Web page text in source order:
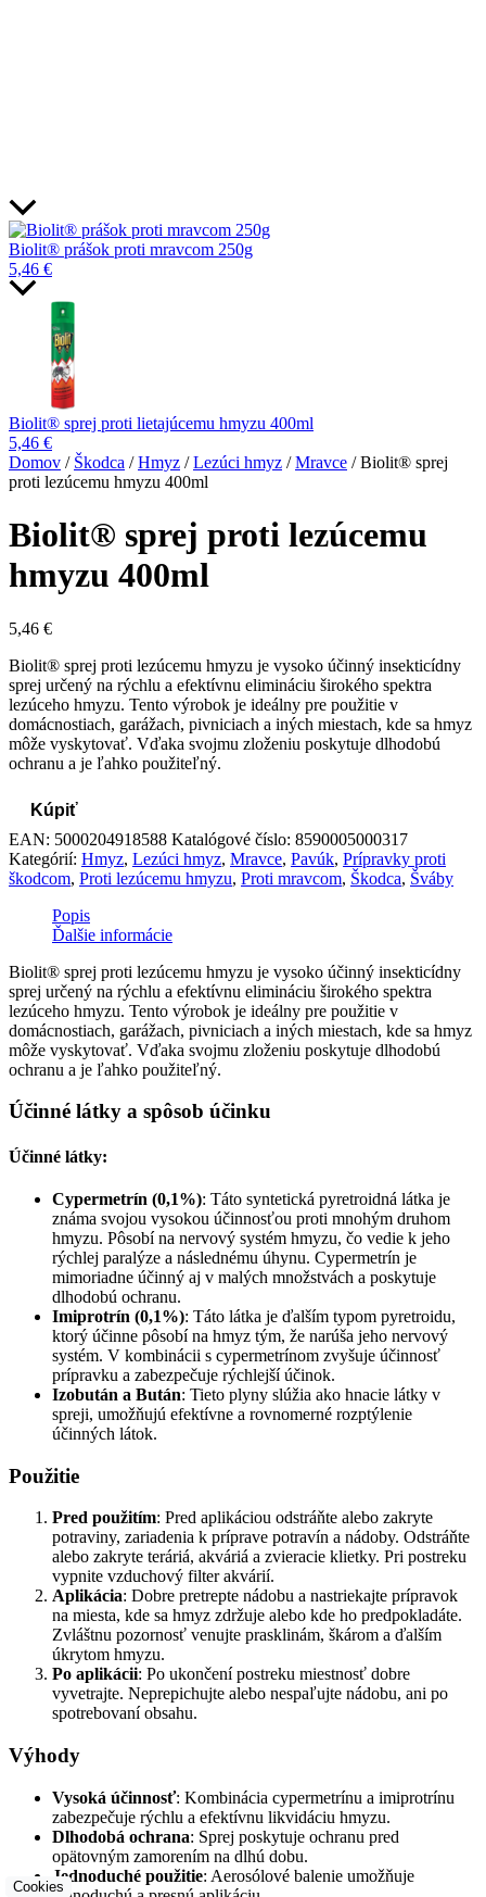
Biolit® prášok proti mravcom 250g
5,46 €
Biolit® sprej proti lietajúcemu hmyzu 400ml
5,46 €
Domov / Škodca /Hmyz /Lezúci hmyz /Mravce / Biolit® sprej
proti lezúcemu hmyzu 400ml
Biolit® sprej proti lezúcemu
hmyzu 400ml
5,46 €
Biolit® sprej proti lezúcemu hmyzu je vysoko účinný insekticídny
sprej určený na rýchlu a efektívnu elimináciu širokého spektra
lezúceho hmyzu. Tento výrobok je ideálny pre použitie v
domácnostiach, garážach, pivniciach a iných miestach, kde sa hmyz
môže vyskytovať. Vďaka svojmu zloženiu poskytuje dlhodobú
ochranu a je ľahko použiteľný.
Kúpiť
EAN: 5000204918588 Katalógové číslo: 8590005000317
Kategórií: Hmyz, Lezúci hmyz, Mravce, Pavúk, Prípravky proti
škodcom, Proti lezúcemu hmyzu, Proti mravcom, Škodca, Šváby
Popis
Ďalšie informácie
Biolit® sprej proti lezúcemu hmyzu je vysoko účinný insekticídny
sprej určený na rýchlu a efektívnu elimináciu širokého spektra
lezúceho hmyzu. Tento výrobok je ideálny pre použitie v
domácnostiach, garážach, pivniciach a iných miestach, kde sa hmyz
môže vyskytovať. Vďaka svojmu zloženiu poskytuje dlhodobú
ochranu a je ľahko použiteľný.
Účinné látky a spôsob účinku
Účinné látky:
Cypermetrín (0,1%): Táto syntetická pyretroidná látka je
známa svojou vysokou účinnosťou proti mnohým druhom
hmyzu. Pôsobí na nervový systém hmyzu, čo vedie k jeho
rýchlej paralýze a následnému úhynu. Cypermetrín je
mimoriadne účinný aj v malých množstvách a poskytuje
dlhodobú ochranu.
Imiprotrín (0,1%): Táto látka je ďalším typom pyretroidu,
ktorý účinne pôsobí na hmyz tým, že narúša jeho nervový
systém. V kombinácii s cypermetrínom zvyšuje účinnosť
prípravku a zabezpečuje rýchlejší účinok.
Izobután a Bután: Tieto plyny slúžia ako hnacie látky v
spreji, umožňujú efektívne a rovnomerné rozptýlenie
účinných látok.
Použitie
Pred použitím: Pred aplikáciou odstráňte alebo zakryte
potraviny, zariadenia k príprave potravín a nádoby. Odstráňte
alebo zakryte teráriá, akváriá a zvieracie klietky. Pri postreku
vypnite vzduchový filter akvárií.
Aplikácia: Dobre pretrepte nádobu a nastriekajte prípravok
na miesta, kde sa hmyz zdržuje alebo kde ho predpokladáte.
Zvláštnu pozornosť venujte prasklinám, škárom a ďalším
úkrytom hmyzu.
Po aplikácii: Po ukončení postreku miestnosť dobre
vyvetrajte. Neprepichujte alebo nespaľujte nádobu, ani po
spotrebovaní obsahu.
Výhody
Vysoká účinnosť: Kombinácia cypermetrínu a imiprotrínu
zabezpečuje rýchlu a efektívnu likvidáciu hmyzu.
Dlhodobá ochrana: Sprej poskytuje ochranu pred
opätovným zamorením na dlhú dobu.
Jednoduché použitie: Aerosólové balenie umožňuje
Cookies